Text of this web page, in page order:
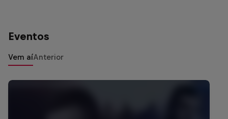
Eventos
Vem aíAnterior